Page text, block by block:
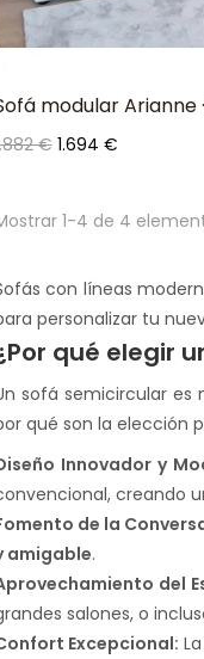
modular Arianne
€ Precio
1.694 €
1-4 de 4
con líneas
personalizar tu
qué elegir
sofá semicircular
qué son la elección
Innovador y
creando
de la
amigable.
del
salones, o
Excepcional: